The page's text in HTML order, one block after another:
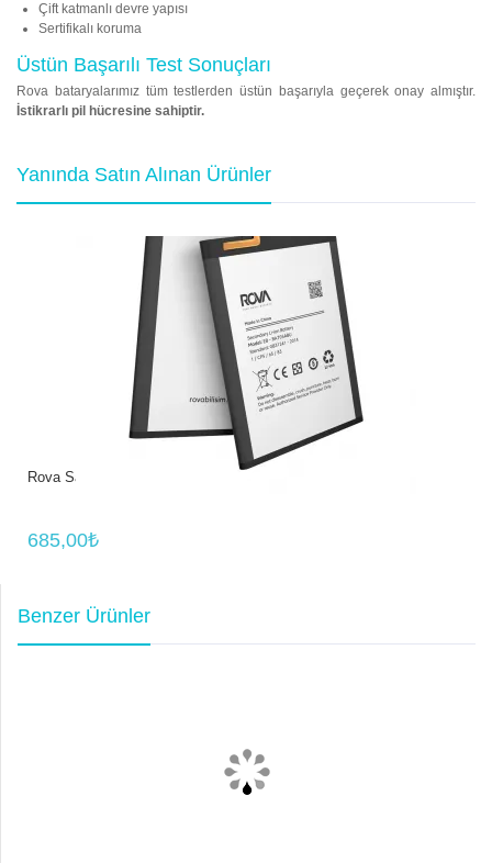
Çift katmanlı devre yapısı
Sertifikalı koruma
Üstün Başarılı Test Sonuçları
Rova bataryalarımız tüm testlerden üstün başarıyla geçerek onay almıştır.
İstikrarlı pil hücresine sahiptir.
Yanında Satın Alınan Ürünler
Rova Samsung A70 SM-A705 Batarya Pil 4500 mAh
685,00₺
Benzer Ürünler